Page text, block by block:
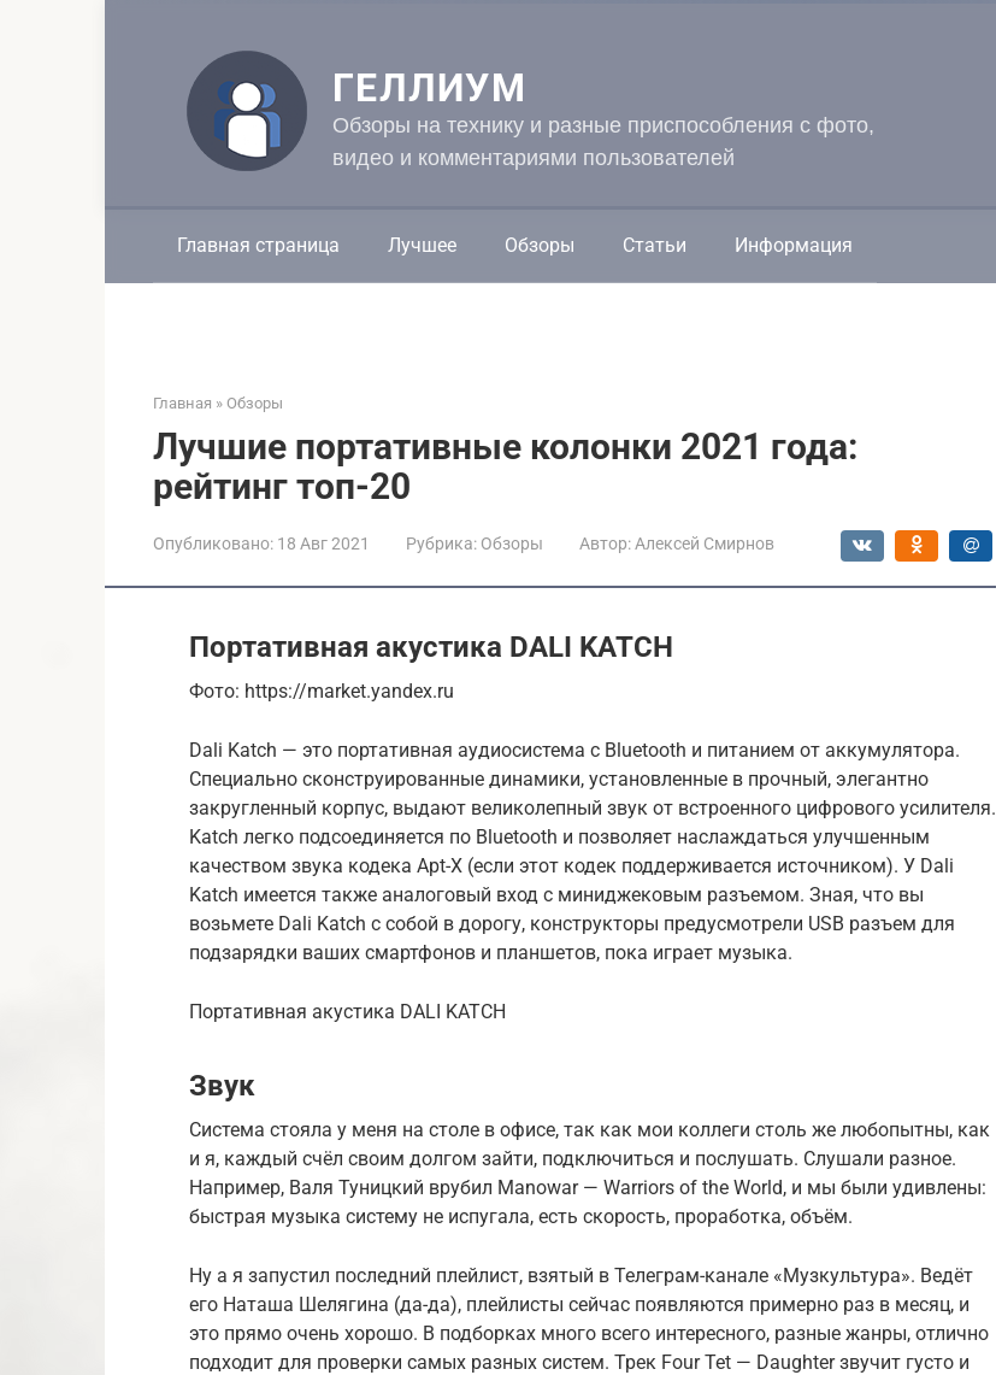
ГЕЛЛИУМ
Обзоры на технику и разные приспособления с фото,
видео и комментариями пользователей
Главная страница Лучшее Обзоры Статьи Информация
Главная » Обзоры
Лучшие портативные колонки 2021 года:
рейтинг топ-20
Опубликовано: 18 Авг 2021 Рубрика: Обзоры Автор: Алексей Смирнов
Портативная акустика DALI KATCH
Фото: https://market.yandex.ru
Dali Katch — это портативная аудиосистема с Bluetooth и питанием от аккумулятора.
Специально сконструированные динамики, установленные в прочный, элегантно
закругленный корпус, выдают великолепный звук от встроенного цифрового усилителя.
Katch легко подсоединяется по Bluetooth и позволяет наслаждаться улучшенным
качеством звука кодека Apt-X (если этот кодек поддерживается источником). У Dali
Katch имеется также аналоговый вход с миниджековым разъемом. Зная, что вы
возьмете Dali Katch с собой в дорогу, конструкторы предусмотрели USB разъем для
подзарядки ваших смартфонов и планшетов, пока играет музыка.
Портативная акустика DALI KATCH
Звук
Система стояла у меня на столе в офисе, так как мои коллеги столь же любопытны, как
и я, каждый счёл своим долгом зайти, подключиться и послушать. Слушали разное.
Например, Валя Туницкий врубил Manowar — Warriors of the World, и мы были удивлены:
быстрая музыка систему не испугала, есть скорость, проработка, объём.
Ну а я запустил последний плейлист, взятый в Телеграм-канале «Музкультура». Ведёт
его Наташа Шелягина (да-да), плейлисты сейчас появляются примерно раз в месяц, и
это прямо очень хорошо. В подборках много всего интересного, разные жанры, отлично
подходит для проверки самых разных систем. Трек Four Tet — Daughter звучит густо и